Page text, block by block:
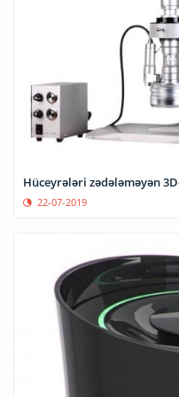
Hüceyrələri zədələməyən
22-07-2019